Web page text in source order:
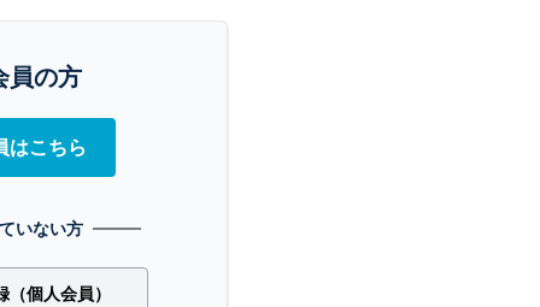
員の方
はこちら
いない方
個人会員）